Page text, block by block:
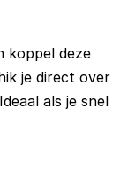
koppel deze
je direct over
als je snel